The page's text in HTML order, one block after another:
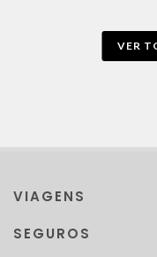
VER
VIAGENS
SEGUROS